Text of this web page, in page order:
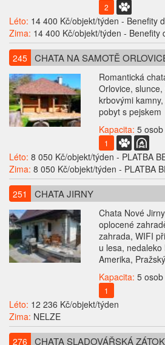
2
Léto: 14 400 Kč/objekt/týden - Benefity
Zima: 14 400 Kč/objekt/týden - Benefity
245 CHATA NA SAMOTĚ
Romantická
Orlovice,
krbovými
pobyt s pejskem
Kapacita: 5 osob
1
Léto: 8 050 Kč/objekt/týden - PLATBA
Zima: 8 050 Kč/objekt/týden - PLATBA
251 CHATA JIRNY
Chata Nové
oplocené
zahrada, WIFI
u lesa,
Amerika,
Kapacita: 5
1
Léto: 12 236 Kč/objekt/týden
Zima: NELZE
276 CHATA SLADOVÁŘSKÁ